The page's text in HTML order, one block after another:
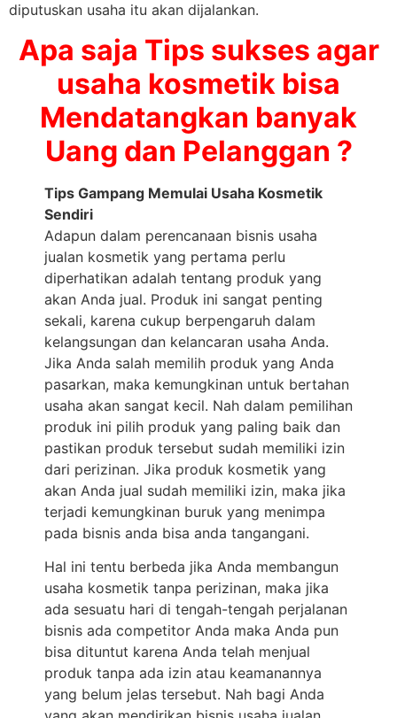
diputuskan usaha itu akan dijalankan.
Apa saja Tips sukses agar
usaha kosmetik bisa
Mendatangkan banyak
Uang dan Pelanggan ?
Tips Gampang Memulai Usaha Kosmetik
Sendiri
Adapun dalam perencanaan bisnis usaha
jualan kosmetik yang pertama perlu
diperhatikan adalah tentang produk yang
akan Anda jual. Produk ini sangat penting
sekali, karena cukup berpengaruh dalam
kelangsungan dan kelancaran usaha Anda.
Jika Anda salah memilih produk yang Anda
pasarkan, maka kemungkinan untuk bertahan
usaha akan sangat kecil. Nah dalam pemilihan
produk ini pilih produk yang paling baik dan
pastikan produk tersebut sudah memiliki izin
dari perizinan. Jika produk kosmetik yang
akan Anda jual sudah memiliki izin, maka jika
terjadi kemungkinan buruk yang menimpa
pada bisnis anda bisa anda tangangani.
Hal ini tentu berbeda jika Anda membangun
usaha kosmetik tanpa perizinan, maka jika
ada sesuatu hari di tengah-tengah perjalanan
bisnis ada competitor Anda maka Anda pun
bisa dituntut karena Anda telah menjual
produk tanpa ada izin atau keamanannya
yang belum jelas tersebut. Nah bagi Anda